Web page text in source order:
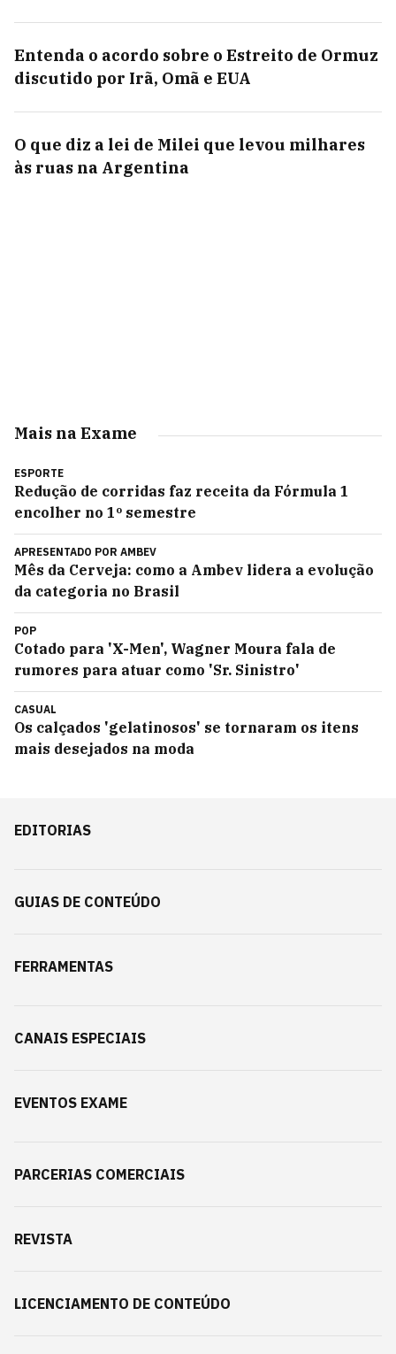
Entenda o acordo sobre o Estreito de Ormuz
discutido por Irã, Omã e EUA
O que diz a lei de Milei que levou milhares
às ruas na Argentina
Mais na Exame
ESPORTE
Redução de corridas faz receita da Fórmula 1
encolher no 1º semestre
APRESENTADO POR AMBEV
Mês da Cerveja: como a Ambev lidera a evolução
da categoria no Brasil
POP
Cotado para 'X-Men', Wagner Moura fala de
rumores para atuar como 'Sr. Sinistro'
CASUAL
Os calçados 'gelatinosos' se tornaram os itens
mais desejados na moda
EDITORIAS
GUIAS DE CONTEÚDO
FERRAMENTAS
CANAIS ESPECIAIS
EVENTOS EXAME
PARCERIAS COMERCIAIS
REVISTA
LICENCIAMENTO DE CONTEÚDO